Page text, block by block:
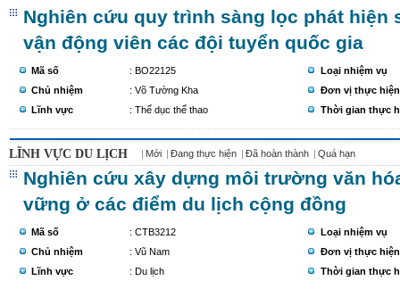
Nghiên cứu quy trình sàng lọc phát hiện
vận động viên các đội tuyển quốc gia
Mã số
: BO22125
Chủ nhiệm
: Võ Tường Kha
Lĩnh vực
: Thể dục thể thao
Loại nhiệm vụ
Đơn vị thực hiện
Thời gian thực
LĨNH VỰC DU LỊCH Mới Đang thực hiện Đã hoàn thành Quá hạn
Nghiên cứu xây dựng môi trường văn
vững ở các điểm du lịch cộng đồng
Mã số
: CTB3212
Chủ nhiệm
: Vũ Nam
Lĩnh vực
: Du lịch
Loại nhiệm vụ
Đơn vị thực hiện
Thời gian thực